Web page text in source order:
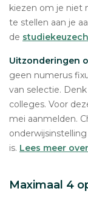
kiezen om je niet
te stellen aan je
de
Uitzonderingen
geen numerus
van selectie.
colleges. Voor
mei aanmelden.
is. Lees meer
Maximaal 4